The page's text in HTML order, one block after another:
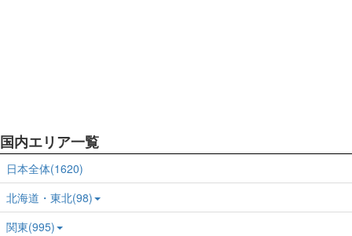
国内エリア一覧
日本全体(1620)
北海道・東北(98)
関東(995)